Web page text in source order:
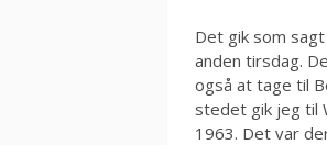
Det gik som
anden tirsdag.
også at tage til
stedet gik jeg til
1963. Det var